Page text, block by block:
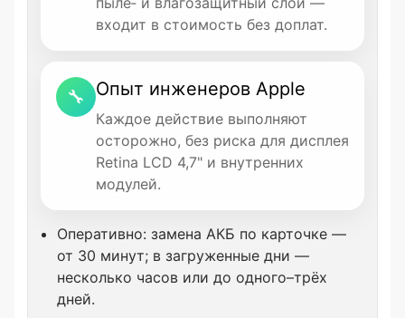
входит в стоимость без доплат.
🔧 Опыт инженеров Apple
Каждое действие выполняют
осторожно, без риска для дисплея
Retina LCD 4,7" и внутренних
модулей.
Оперативно: замена АКБ по карточке —
от 30 минут; в загруженные дни —
несколько часов или до одного–трёх
дней.